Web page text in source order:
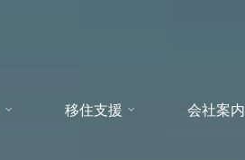
移住支援 会社案内